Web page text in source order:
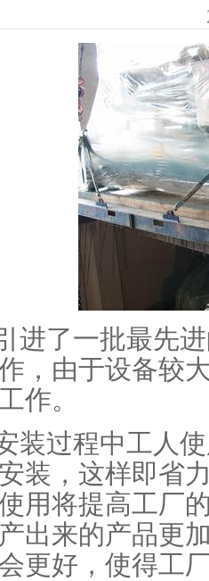
进了一批最先
，由于设备较
作。
装过程中工人
装，这样即省
用将提高工厂
出来的产品更
更好，使得工